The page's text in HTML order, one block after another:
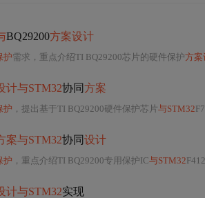
BQ29200方案设计
护需求，重点介绍TI BQ29200芯片的硬件保护方案
计与STM32协同方案
护 ，提出基于TI BQ29200硬件保护芯片与STM32
案与STM32协同设计
护 ，重点介绍TI BQ29200专用保护IC与STM32
计与STM32实现